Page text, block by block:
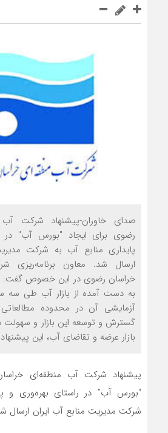
صدای خاوران-پیشنهاد شرکت
رضوی برای ایجاد "بورس آب" در
پایداری منابع آب به شرکت
ارسال شد. معاون برنامه‌ریزی
خراسان رضوی در این خصوص گفت:
به دست آمده از بازار آب طی سه
آزمایشی آن در محدوده
گسترش و توسعه این بازار و
بازار عرضه و تقاضای آب، این
پیشنهاد شرکت آب منطقه‌ای
“بورس آب” در راستای بهره‌وری و
شرکت مدیریت منابع آب ایران ارسال